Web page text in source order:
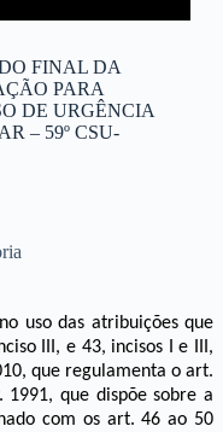
FINAL DA
PARA
DE URGÊNCIA
– 59º CSU-
no uso das atribuições que
III, e 43, incisos I e III,
que regulamenta o art.
1991, que dispõe sobre a
com os art. 46 ao 50